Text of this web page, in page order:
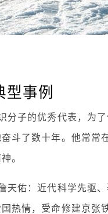
型事例
分子的优秀代表，为
斗了数十年。他常常
。
天佑：近代科学先驱
热情，受命修建京张